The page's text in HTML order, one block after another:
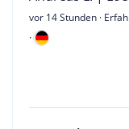
vor 14 Stunden ·
·